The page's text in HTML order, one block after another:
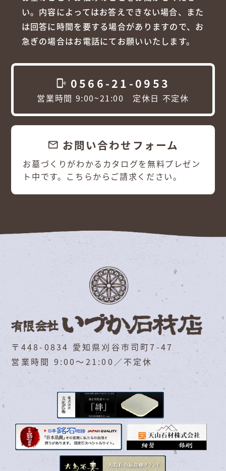
い。内容によってはお答えできない場合、また
は回答に時間を要する場合がありますので、お
急ぎの場合はお電話にてお願いいたします。
phonelink_ring 0566-21-0953
営業時間 9:00~21:00 定休日 不定休
email お問い合わせフォーム
お墓づくりがわかるカタログを無料プレゼン
ト中です。こちらからご請求ください。
〒448-0834 愛知県刈谷市司町7-47
営業時間 9:00～21:00／不定休